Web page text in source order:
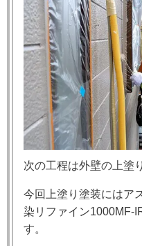
次の工程は外壁の上塗
今回上塗り塗装にはア
染リファイン1000MF-
す。